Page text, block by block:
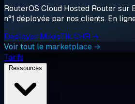
RouterOS Cloud Hosted Router sur
n°1 déployée par nos clients. En
Déployer MikroTik CHR →
Voir tout le marketplace →
Tarifs